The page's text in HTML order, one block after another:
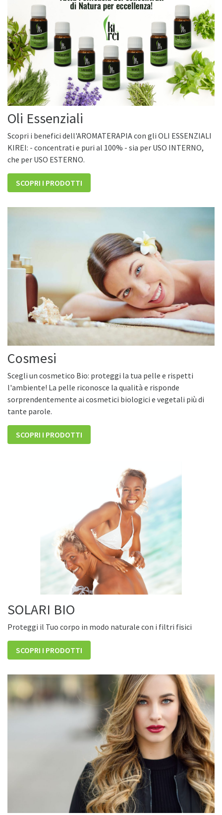
Oli Essenziali
Scopri i benefici dell'AROMATERAPIA con gli OLI ESSENZIALI
KIREI: - concentrati e puri al 100% - sia per USO INTERNO,
che per USO ESTERNO.
SCOPRI I PRODOTTI
Cosmesi
Scegli un cosmetico Bio: proteggi la tua pelle e rispetti
l'ambiente! La pelle riconosce la qualità e risponde
sorprendentemente ai cosmetici biologici e vegetali più di
tante parole.
SCOPRI I PRODOTTI
SOLARI BIO
Proteggi il Tuo corpo in modo naturale con i filtri fisici
SCOPRI I PRODOTTI